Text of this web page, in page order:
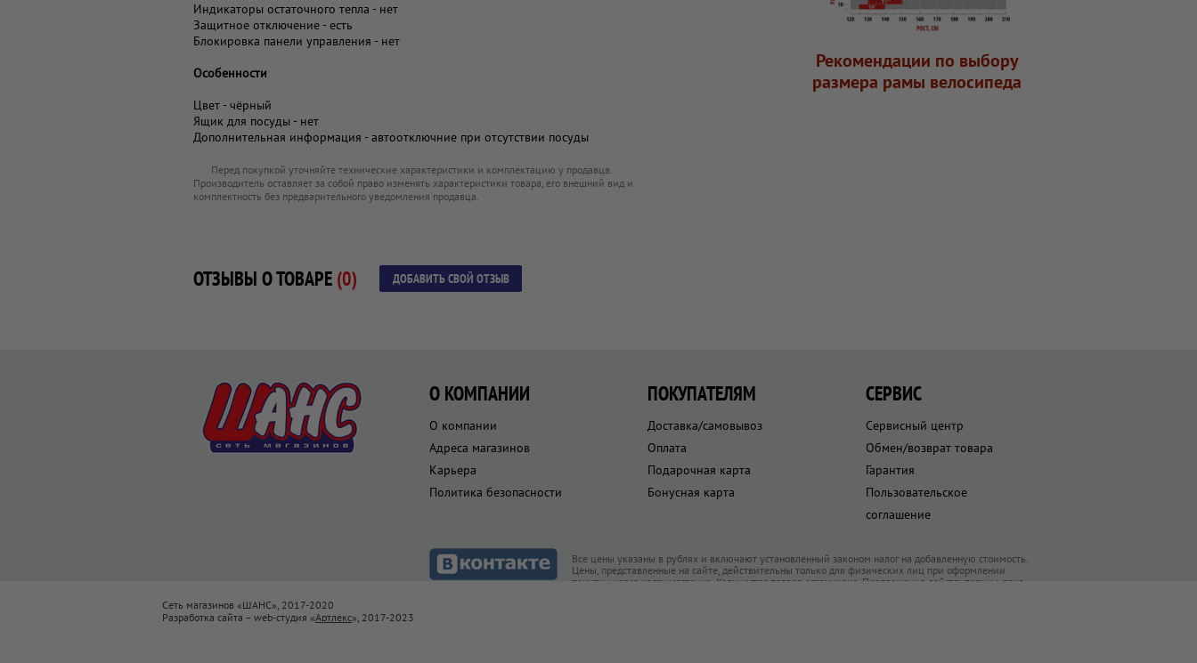
Индикаторы остаточного тепла - нет
Защитное отключение - есть
Блокировка панели управления - нет
Особенности
Цвет - чёрный
Ящик для посуды - нет
Дополнительная информация - автоотключние при отсутствии посуды
Перед покупкой уточняйте технические характеристики и комплектацию у продавца.
Производитель оставляет за собой право изменять характеристики товара, его внешний вид и
комплектность без предварительного уведомления продавца.
ОТЗЫВЫ О ТОВАРЕ (0) ДОБАВИТЬ СВОЙ ОТЗЫВ
Рекомендации по выбору
размера рамы велосипеда
О КОМПАНИИ
О компании
Адреса магазинов
Карьера
Политика безопасности
ПОКУПАТЕЛЯМ
Доставка/самовывоз
Оплата
Подарочная карта
Бонусная карта
СЕРВИС
Сервисный центр
Обмен/возврат товара
Гарантия
Пользовательское
соглашение
Все цены указаны в рублях и включают установленный законом налог на добавленную стоимость.
Цены, представленные на сайте, действительны только для физических лиц при оформлении
покупки через кассу магазина. Количество товара ограничено. Предложения действительны, пока
Сеть магазинов «ШАНС», 2017-2020
Разработка сайта – web-студия «Артлекс», 2017-2023